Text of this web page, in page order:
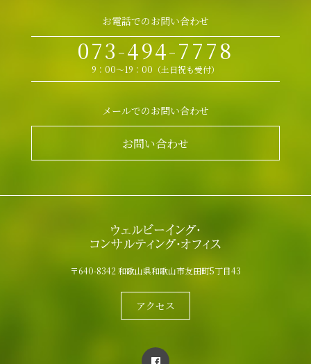
お電話でのお問い合わせ
073-494-7778
9：00～19：00（土日祝も受付）
メールでのお問い合わせ
お問い合わせ
〒640-8342 和歌山県和歌山市友田町5丁目43
アクセス